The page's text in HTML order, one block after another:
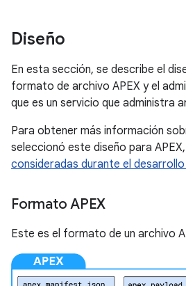
Diseño
En esta sección, se describe el
formato de archivo APEX y el
que es un servicio que administra
Para obtener más información
seleccionó este diseño para
consideradas durante el desarrollo
Formato APEX
Este es el formato de un archivo